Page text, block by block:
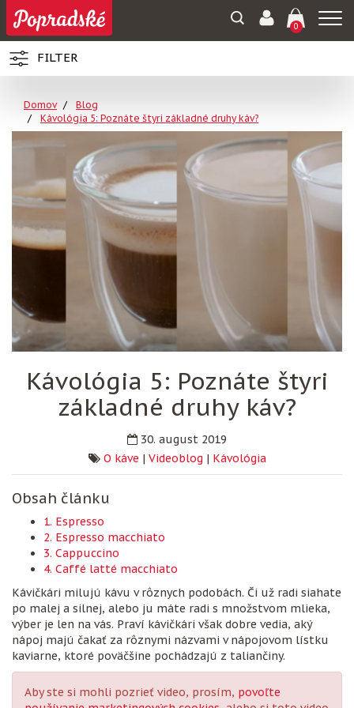
0
FILTER
Domov
Blog
Kávológia 5: Poznáte štyri základné druhy káv?
Kávológia 5: Poznáte štyri
základné druhy káv?
30. august 2019
O káve | Videoblog | Kávológia
Obsah článku
1. Espresso
2. Espresso macchiato
3. Cappuccino
4. Caffé latté macchiato
Kávičkári milujú kávu v rôznych podobách. Či už radi siahate
po malej a silnej, alebo ju máte radi s množstvom mlieka,
výber je len na vás. Praví kávičkári však dobre vedia, aký
nápoj majú čakať za rôznymi názvami v nápojovom lístku
kaviarne, ktoré poväčšine pochádzajú z taliančiny.
Aby ste si mohli pozrieť video, prosím, povoľte